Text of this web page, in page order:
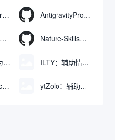
Happy Oyster AI：生成可交互式3D虚拟世界与视频的大模型 AntigravityProxyLauncher：免TUN全局代理使用Antigravity IDE
AI 3D Model Generator：通过文本和图像快速生成3D模型的在线工具 Nature-Skills：辅助撰写学术论文和绘制科研图表的智能体插件
AimiliVPN：为Linux提供纯净出站家庭IP的VPN代理网关 ILTY：辅助情绪疏导与提供行动建议的AI陪伴工具
Text to Speech AI：支持多说话人与情感控制的文字转语音工具 ytZolo：辅助创建和优化YouTube视频内容的生成工具